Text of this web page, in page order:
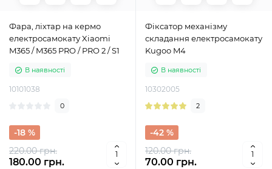
Фара, ліхтар на кермо
електросамокату Xiaomi
M365 / M365 PRO / PRO 2 / S1
В наявності
10101038
0
220.00 грн.
-18 %
180.00 грн.
Фіксатор механізму
складання електросамокату
Kugoo M4
В наявності
10302005
2
120.00 грн.
-42 %
70.00 грн.